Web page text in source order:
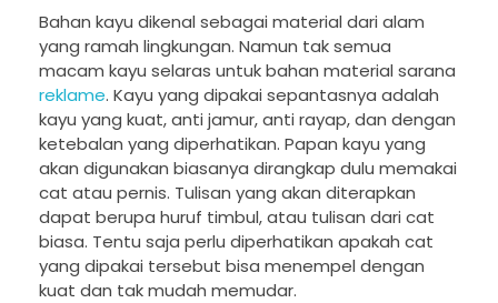
Bahan kayu dikenal sebagai material dari alam
yang ramah lingkungan. Namun tak semua
macam kayu selaras untuk bahan material sarana
reklame. Kayu yang dipakai sepantasnya adalah
kayu yang kuat, anti jamur, anti rayap, dan dengan
ketebalan yang diperhatikan. Papan kayu yang
akan digunakan biasanya dirangkap dulu memakai
cat atau pernis. Tulisan yang akan diterapkan
dapat berupa huruf timbul, atau tulisan dari cat
biasa. Tentu saja perlu diperhatikan apakah cat
yang dipakai tersebut bisa menempel dengan
kuat dan tak mudah memudar.